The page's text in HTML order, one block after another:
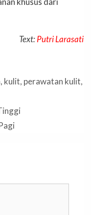
Text:Putri Larasati
, kulit, perawatan kulit,